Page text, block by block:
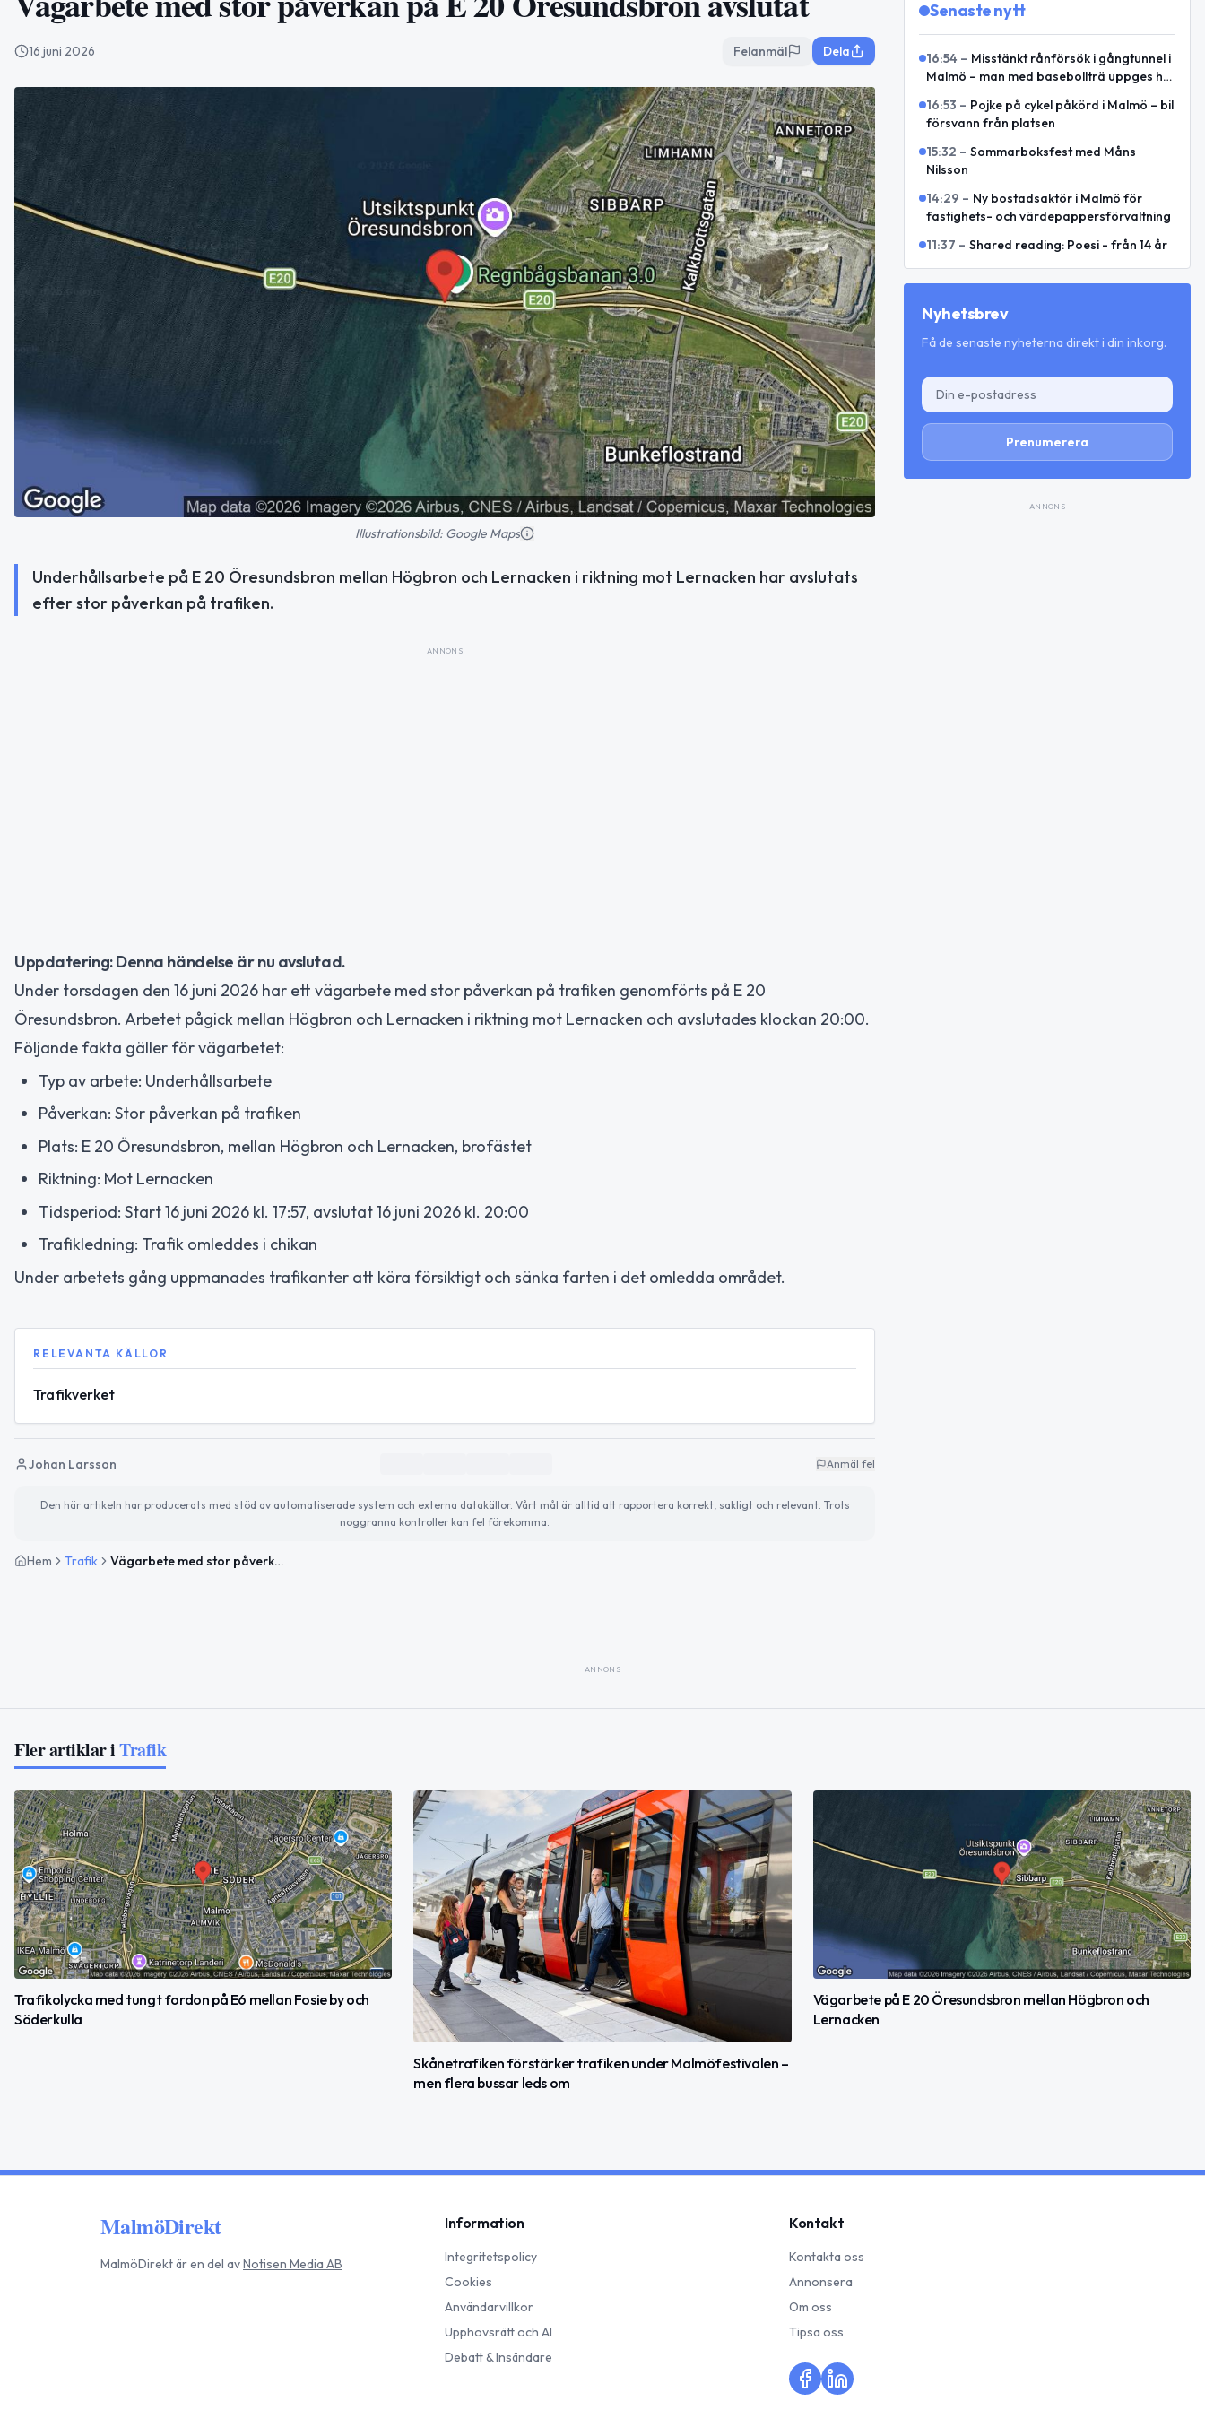
16 juni 2026 Felanmäl Dela
Illustrationsbild: Google Maps
Underhållsarbete på E 20 Öresundsbron mellan Högbron och Lernacken i riktning mot Lernacken har avslutats
efter stor påverkan på trafiken.
ANNONS
Uppdatering: Denna händelse är nu avslutad.
Under torsdagen den 16 juni 2026 har ett vägarbete med stor påverkan på trafiken genomförts på E 20
Öresundsbron. Arbetet pågick mellan Högbron och Lernacken i riktning mot Lernacken och avslutades klockan 20:00.
Följande fakta gäller för vägarbetet:
Typ av arbete: Underhållsarbete
Påverkan: Stor påverkan på trafiken
Plats: E 20 Öresundsbron, mellan Högbron och Lernacken, brofästet
Riktning: Mot Lernacken
Tidsperiod: Start 16 juni 2026 kl. 17:57, avslutat 16 juni 2026 kl. 20:00
Trafikledning: Trafik omleddes i chikan
Under arbetets gång uppmanades trafikanter att köra försiktigt och sänka farten i det omledda området.
RELEVANTA KÄLLOR
Trafikverket
Johan Larsson Anmäl fel
Den här artikeln har producerats med stöd av automatiserade system och externa datakällor. Vårt mål är alltid att rapportera korrekt, sakligt och relevant. Trots
noggranna kontroller kan fel förekomma.
Hem Trafik Vägarbete med stor påverkan på E 20 Öresundsbron avslutat
Senaste nytt
16:54 – Misstänkt rånförsök i gångtunnel i
Malmö – man med basebollträ uppges ha
16:53 – Pojke på cykel påkörd i Malmö – bil
försvann från platsen
15:32 – Sommarboksfest med Måns
Nilsson
14:29 – Ny bostadsaktör i Malmö för
fastighets- och värdepappersförvaltning
11:37 – Shared reading: Poesi - från 14 år
Nyhetsbrev
Få de senaste nyheterna direkt i din inkorg.
Prenumerera
ANNONS
ANNONS
Fler artiklar iTrafik
Trafikolycka med tungt fordon på E6 mellan Fosie by och
Söderkulla
Skånetrafiken förstärker trafiken under Malmöfestivalen –
men flera bussar leds om
Vägarbete på E 20 Öresundsbron mellan Högbron och
Lernacken
MalmöDirekt
MalmöDirektär en del avNotisen Media AB
Information
Integritetspolicy
Cookies
Användarvillkor
Upphovsrätt och AI
Debatt & Insändare
Kontakt
Kontakta oss
Annonsera
Om oss
Tipsa oss